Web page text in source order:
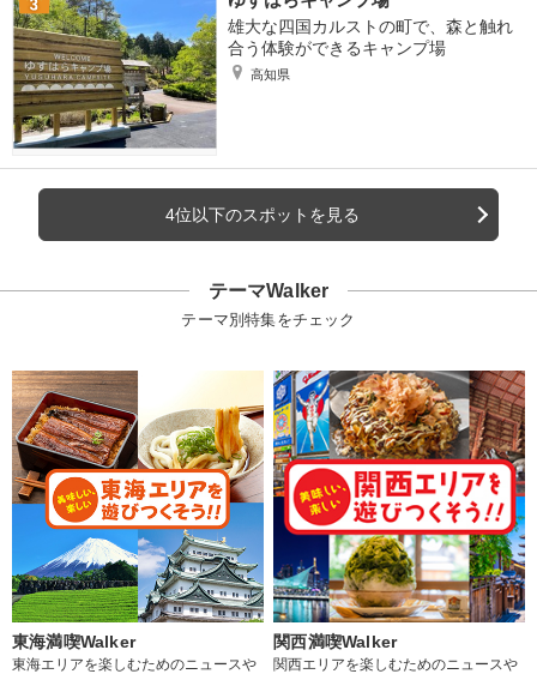
雄大な四国カルストの町で、森と触れ
合う体験ができるキャンプ場
高知県
4位以下のスポットを見る
テーマWalker
テーマ別特集をチェック
東海満喫Walker
東海エリアを楽しむためのニュースや
関西満喫Walker
関西エリアを楽しむためのニュースや